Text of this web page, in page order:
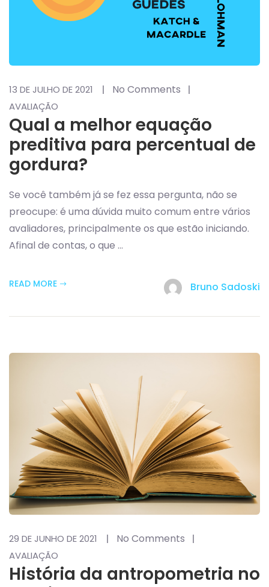
13 DE JULHO DE 2021 No Comments
AVALIAÇÃO
Qual a melhor equação
preditiva para percentual de
gordura?
Se você também já se fez essa pergunta, não se
preocupe: é uma dúvida muito comum entre vários
avaliadores, principalmente os que estão iniciando.
Afinal de contas, o que ...
READ MORE Bruno Sadoski
29 DE JUNHO DE 2021 No Comments
AVALIAÇÃO
História da antropometria no